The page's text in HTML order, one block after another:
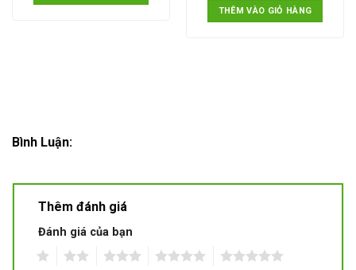
THÊM VÀO GIỎ HÀNG
Bình Luận:
Thêm đánh giá
Đánh giá của bạn